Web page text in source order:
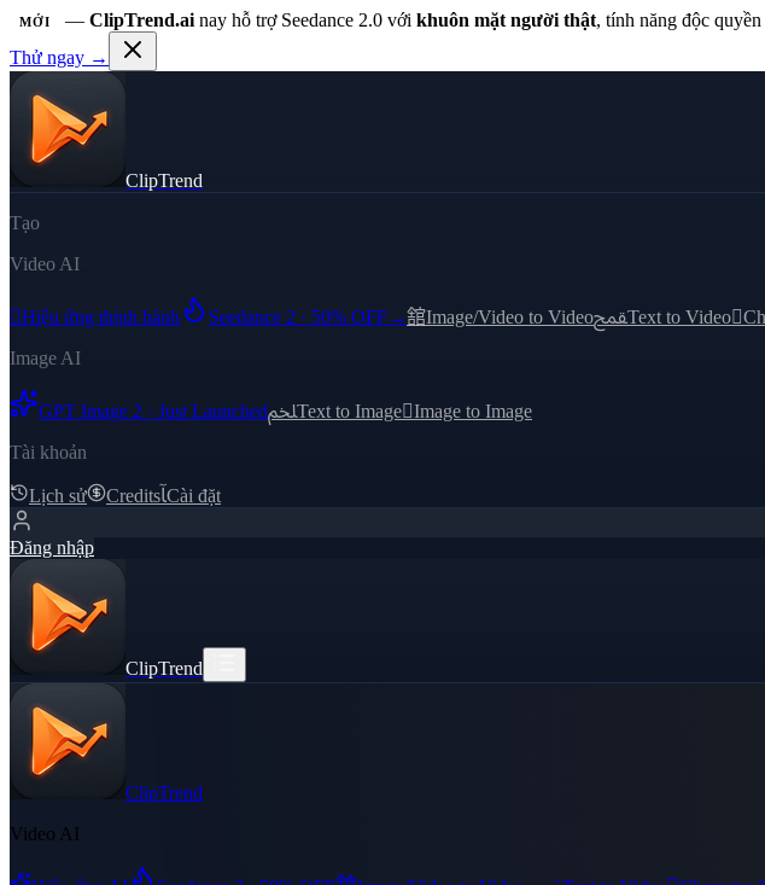
MỚI — ClipTrend.ainay hỗ trợ Seedance 2.0 với khuôn mặt người thật, tính năng độc
Thử ngay →
ClipTrend
Tạo
Video AI
Hiệu ứng thịnh hành Seedance 2 · 50% OFF→舘Image/Video to VideoﵾText to Video
Image AI
GPT Image 2 · Just LaunchedﶅText to ImageImage to Image
Tài khoản
Lịch sử CreditsﺂCài đặt
Đăng nhập
ClipTrend
ClipTrend
Video AI